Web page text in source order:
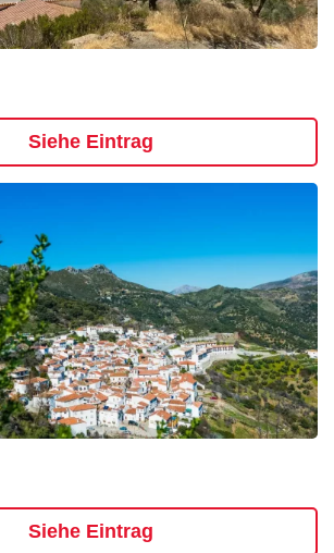
Siehe Eintrag
Siehe Eintrag